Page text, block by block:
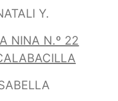
Y.
NINA N.º 22